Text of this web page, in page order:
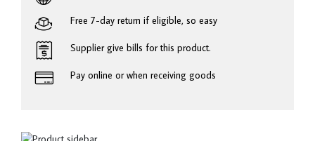
Free 7-day return if eligible, so easy
Supplier give bills for this product.
Pay online or when receiving goods